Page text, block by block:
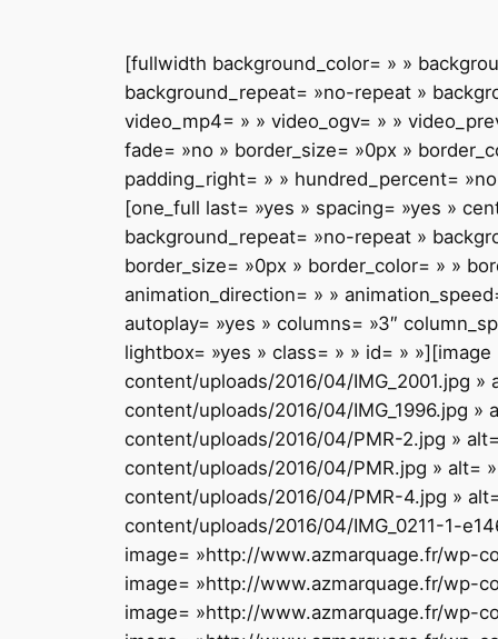
[fullwidth background_color= » »
background_repeat= »no-repeat »
video_mp4= » » video_ogv= » »
fade= »no » border_size= »0px »
padding_right= » » hundred_percent=
[one_full last= »yes » spacing= »yes »
background_repeat= »no-repeat »
border_size= »0px » border_color= » »
animation_direction= » »
autoplay= »yes » columns= »3″
lightbox= »yes » class= » » id= »
content/uploads/2016/04/IMG_2001.jpg
content/uploads/2016/04/IMG_1996.jpg
content/uploads/2016/04/PMR-2.jpg »
content/uploads/2016/04/PMR.jpg » alt=
content/uploads/2016/04/PMR-4.jpg »
content/uploads/2016/04/IMG_0211-1-
image= »http://www.azmarquage.fr/wp-
image= »http://www.azmarquage.fr/wp-
image= »http://www.azmarquage.fr/wp-